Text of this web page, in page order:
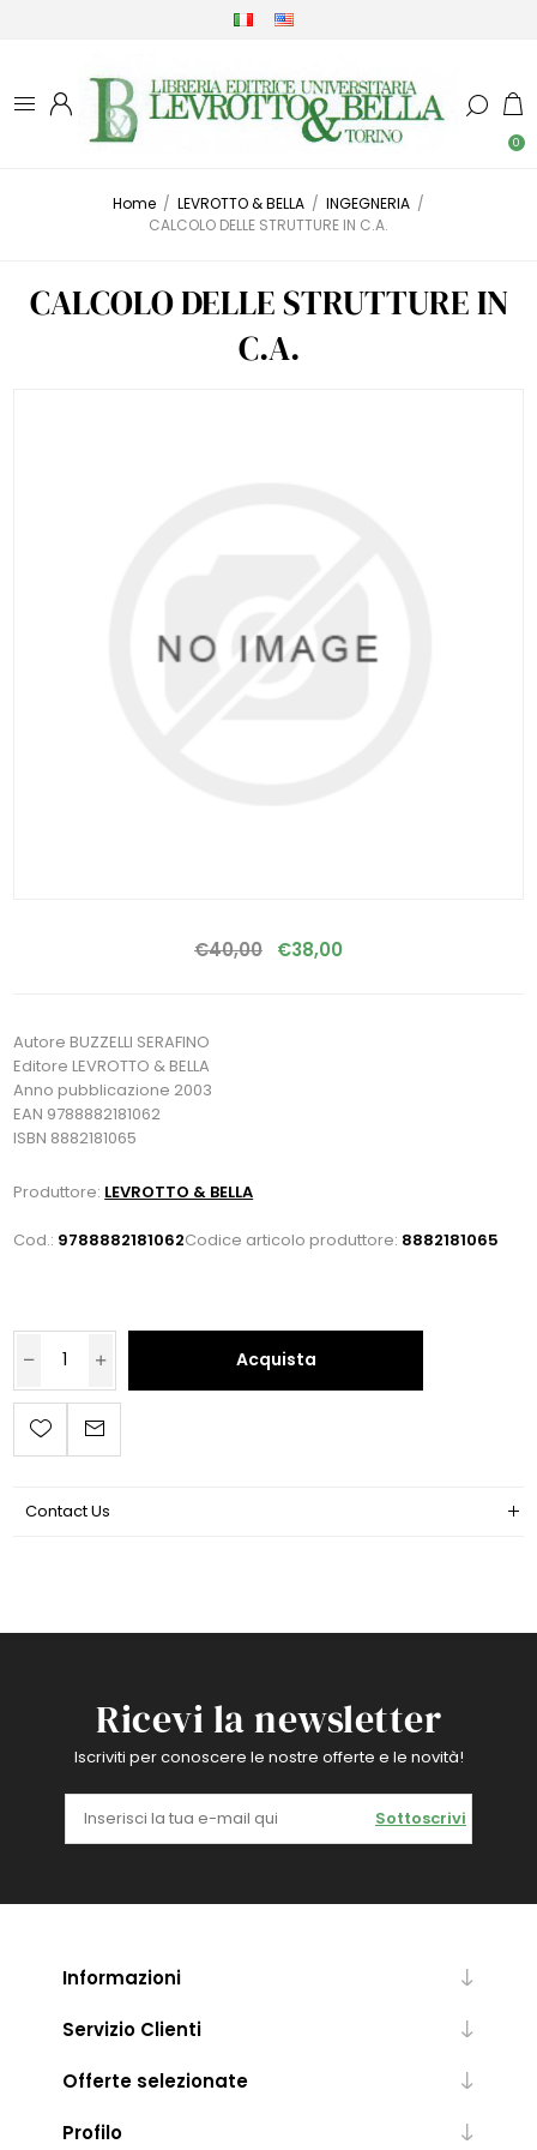
0
Home / LEVROTTO & BELLA / INGEGNERIA /
CALCOLO DELLE STRUTTURE IN C.A.
CALCOLO DELLE STRUTTURE IN
C.A.
€40,00 €38,00
Autore BUZZELLI SERAFINO
Editore LEVROTTO & BELLA
Anno pubblicazione 2003
EAN 9788882181062
ISBN 8882181065
Produttore: LEVROTTO & BELLA
Cod.: 9788882181062Codice articolo produttore: 8882181065
Acquista
Contact Us
Ricevi la newsletter
Iscriviti per conoscere le nostre offerte e le novità!
Sottoscrivi
Informazioni
Servizio Clienti
Offerte selezionate
Profilo